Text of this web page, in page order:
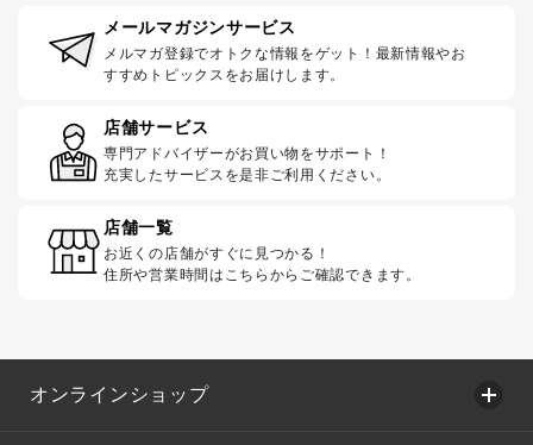
メールマガジンサービス
メルマガ登録でオトクな情報をゲット！最新情報やお
すすめトピックスをお届けします。
店舗サービス
専門アドバイザーがお買い物をサポート！
充実したサービスを是非ご利用ください。
店舗一覧
お近くの店舗がすぐに見つかる！
住所や営業時間はこちらからご確認できます。
オンラインショップ